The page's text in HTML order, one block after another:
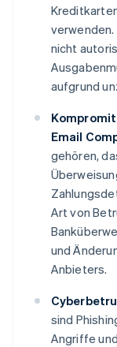
nicht
aufgrund
Email
gehören,
Art von
und
Anbieters.
sind
Angriffe